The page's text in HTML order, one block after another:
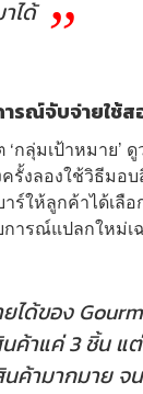
ได้
รณ์จับจ่ายใช้
กลุ่มเป้าหมาย’
งลองใช้วิธีมอบ
ร์ให้ลูกค้าได้เ
ารณ์แปลกใหม่เ
ได้ของ
ค้าแค่ 3 ชิ้น แ
นค้ามากมาย